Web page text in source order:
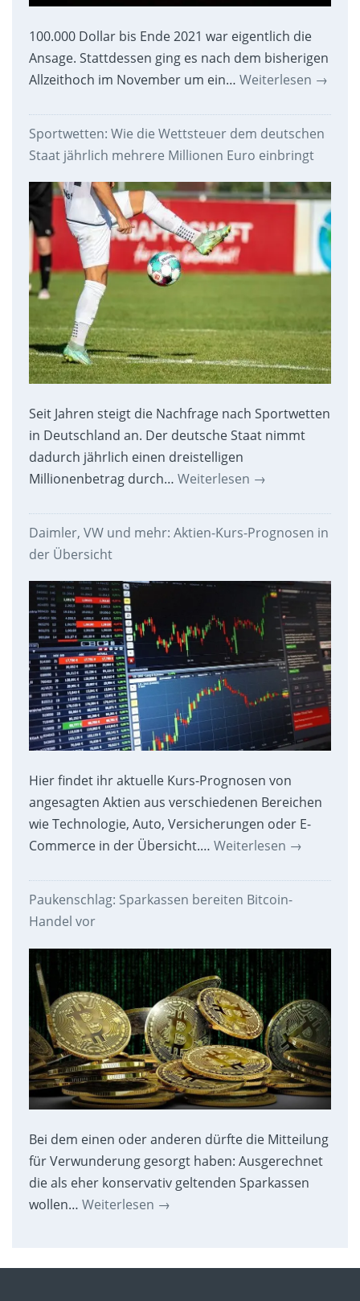
100.000 Dollar bis Ende 2021 war eigentlich die
Ansage. Stattdessen ging es nach dem bisherigen
Allzeithoch im November um ein… Weiterlesen →
Sportwetten: Wie die Wettsteuer dem deutschen
Staat jährlich mehrere Millionen Euro einbringt
Seit Jahren steigt die Nachfrage nach Sportwetten
in Deutschland an. Der deutsche Staat nimmt
dadurch jährlich einen dreistelligen
Millionenbetrag durch… Weiterlesen →
Daimler, VW und mehr: Aktien-Kurs-Prognosen in
der Übersicht
Hier findet ihr aktuelle Kurs-Prognosen von
angesagten Aktien aus verschiedenen Bereichen
wie Technologie, Auto, Versicherungen oder E-
Commerce in der Übersicht.… Weiterlesen →
Paukenschlag: Sparkassen bereiten Bitcoin-
Handel vor
Bei dem einen oder anderen dürfte die Mitteilung
für Verwunderung gesorgt haben: Ausgerechnet
die als eher konservativ geltenden Sparkassen
wollen… Weiterlesen →